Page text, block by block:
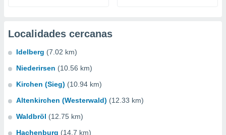
Localidades cercanas
Idelberg (7.02 km)
Niederirsen (10.56 km)
Kirchen (Sieg) (10.94 km)
Altenkirchen (Westerwald) (12.33 km)
Waldbröl (12.75 km)
Hachenburg (14.7 km)